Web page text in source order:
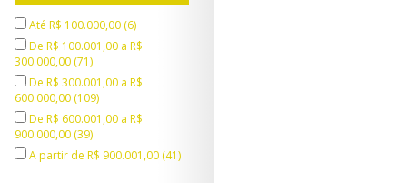
Jardim Graziela (1)
Jardim Imperador (4)
Jardim Itapark (1)
Jardim Itaquá (1)
Jardim Jaraguá (Itaim Paulista)
(1)
Jardim Leblon (2)
Jardim Lincoln (6)
Até R$ 100.000,00 (6)
De R$ 100.001,00 a R$
300.000,00 (71)
De R$ 300.001,00 a R$
600.000,00 (109)
De R$ 600.001,00 a R$
900.000,00 (39)
A partir de R$ 900.001,00 (41)